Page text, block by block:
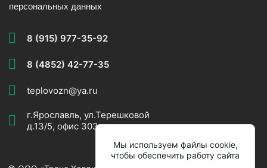
персональных данных
8 (915) 977-35-92
8 (4852) 42-77-35
teplovozn@ya.ru
г.Ярославль, ул.Терешковой
д.13/5, офис 303
Мы используем файлы cookie,
чтобы обеспечить работу сайта